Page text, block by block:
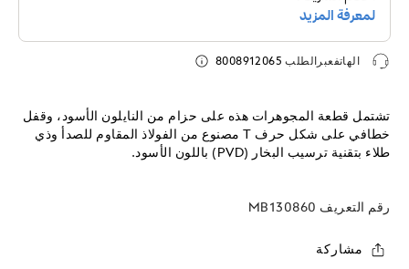
الهاتفعبرالطلب 8008912065
تشتمل قطعة المجوهرات هذه على حزام من النايلون الأسود، وقفل
خطافي على شكل حرف T مصنوع من الفولاذ المقاوم للصدأ وذي
طلاء بتقنية ترسيب البخار (PVD) باللون الأسود.
رقم التعريف MB130860
مشاركة